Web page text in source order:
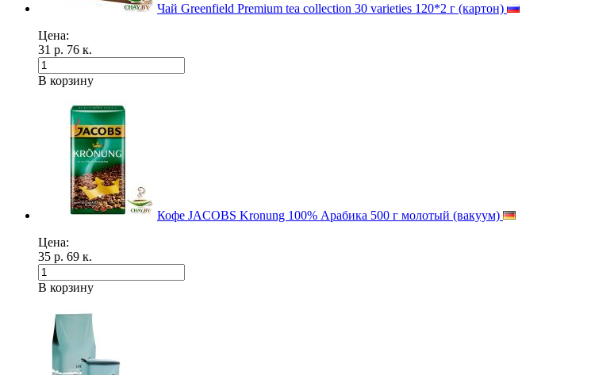
Чай Greenfield Premium tea collection 30 varieties 120*2 г (картон)
Цена:
31 р. 76 к.
В корзину
Кофе JACOBS Kronung 100% Арабика 500 г молотый (вакуум)
Цена:
35 р. 69 к.
В корзину